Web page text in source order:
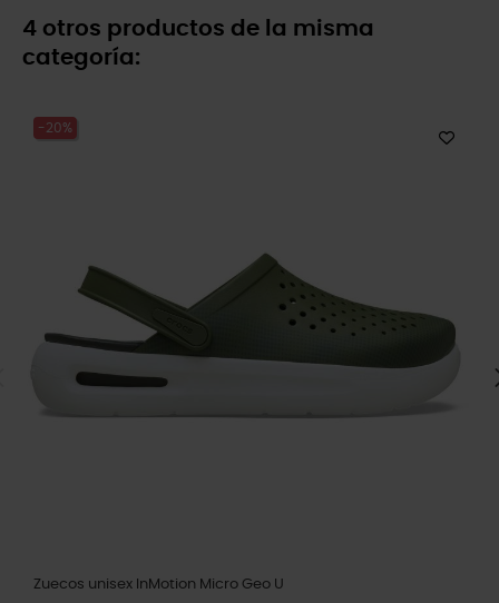
4 otros productos de la misma
categoría:
-20%
Zuecos unisex InMotion Micro Geo U